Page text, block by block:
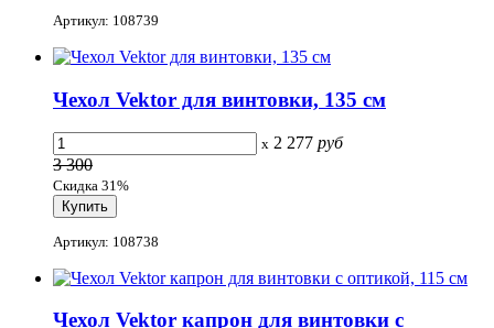
Артикул: 108739
Чехол Vektor для винтовки, 135 см
x 2 277 руб
3 300
Скидка 31%
Артикул: 108738
Чехол Vektor капрон для винтовки с